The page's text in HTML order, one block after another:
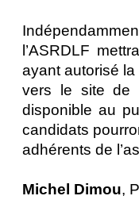
l’ASRDLF
ayant autorisé
vers le site de
disponible au
candidats
adhérents de
Michel Dimou,